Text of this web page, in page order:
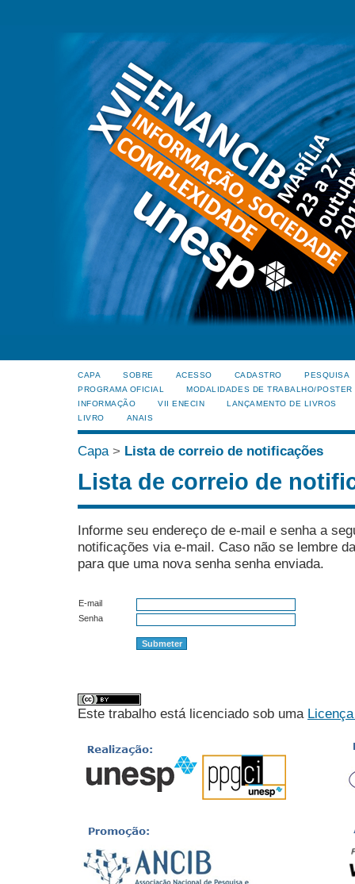
CAPA SOBRE ACESSO CADASTRO
PESQUISA
PROGRAMA OFICIAL
MODALIDADES DE TRABALHO/POSTER
INFORMAÇÃO
VII ENECIN
LANÇAMENTO DE LIVROS
LIVRO
ANAIS
Capa> Lista de correio de notificações
Lista de correio de
Informe seu endereço de e-mail e senha a
notificações via e-mail. Caso não se lembre
para que uma nova senha senha enviada.
E-mail
Senha
Este trabalho está licenciado sob uma